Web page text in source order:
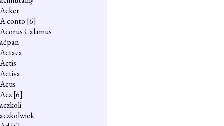
Acker
A conto [6]
Acorus Calamus
aćpan
Actaea
Actis
Activa
Acus
Acz[6]
aczkoli
aczkolwiek